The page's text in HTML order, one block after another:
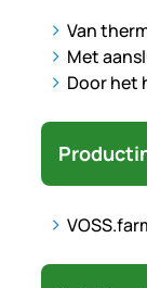
Van
Met
Door het